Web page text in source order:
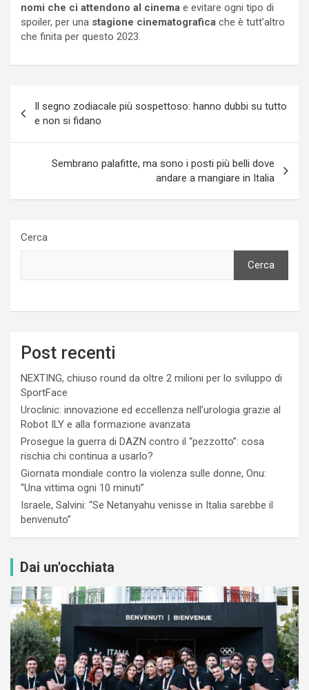
nomi che ci attendono al cinema e evitare ogni tipo di
spoiler, per una stagione cinematografica che è tutt’altro
che finita per questo 2023.
articoli
Il segno zodiacale più sospettoso: hanno dubbi su tutto
e non si fidano
Sembrano palafitte, ma sono i posti più belli dove
andare a mangiare in Italia
Cerca
Cerca
Post recenti
NEXTING, chiuso round da oltre 2 milioni per lo sviluppo di
SportFace
Uroclinic: innovazione ed eccellenza nell’urologia grazie al
Robot ILY e alla formazione avanzata
Prosegue la guerra di DAZN contro il “pezzotto”: cosa
rischia chi continua a usarlo?
Giornata mondiale contro la violenza sulle donne, Onu:
“Una vittima ogni 10 minuti”
Israele, Salvini: “Se Netanyahu venisse in Italia sarebbe il
benvenuto”
Dai un'occhiata